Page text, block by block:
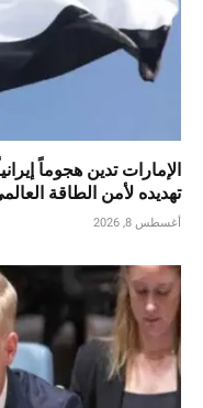
الإمارات تدين هجوماً
تهديده لأمن الطاقة
أغسطس 8, 2026